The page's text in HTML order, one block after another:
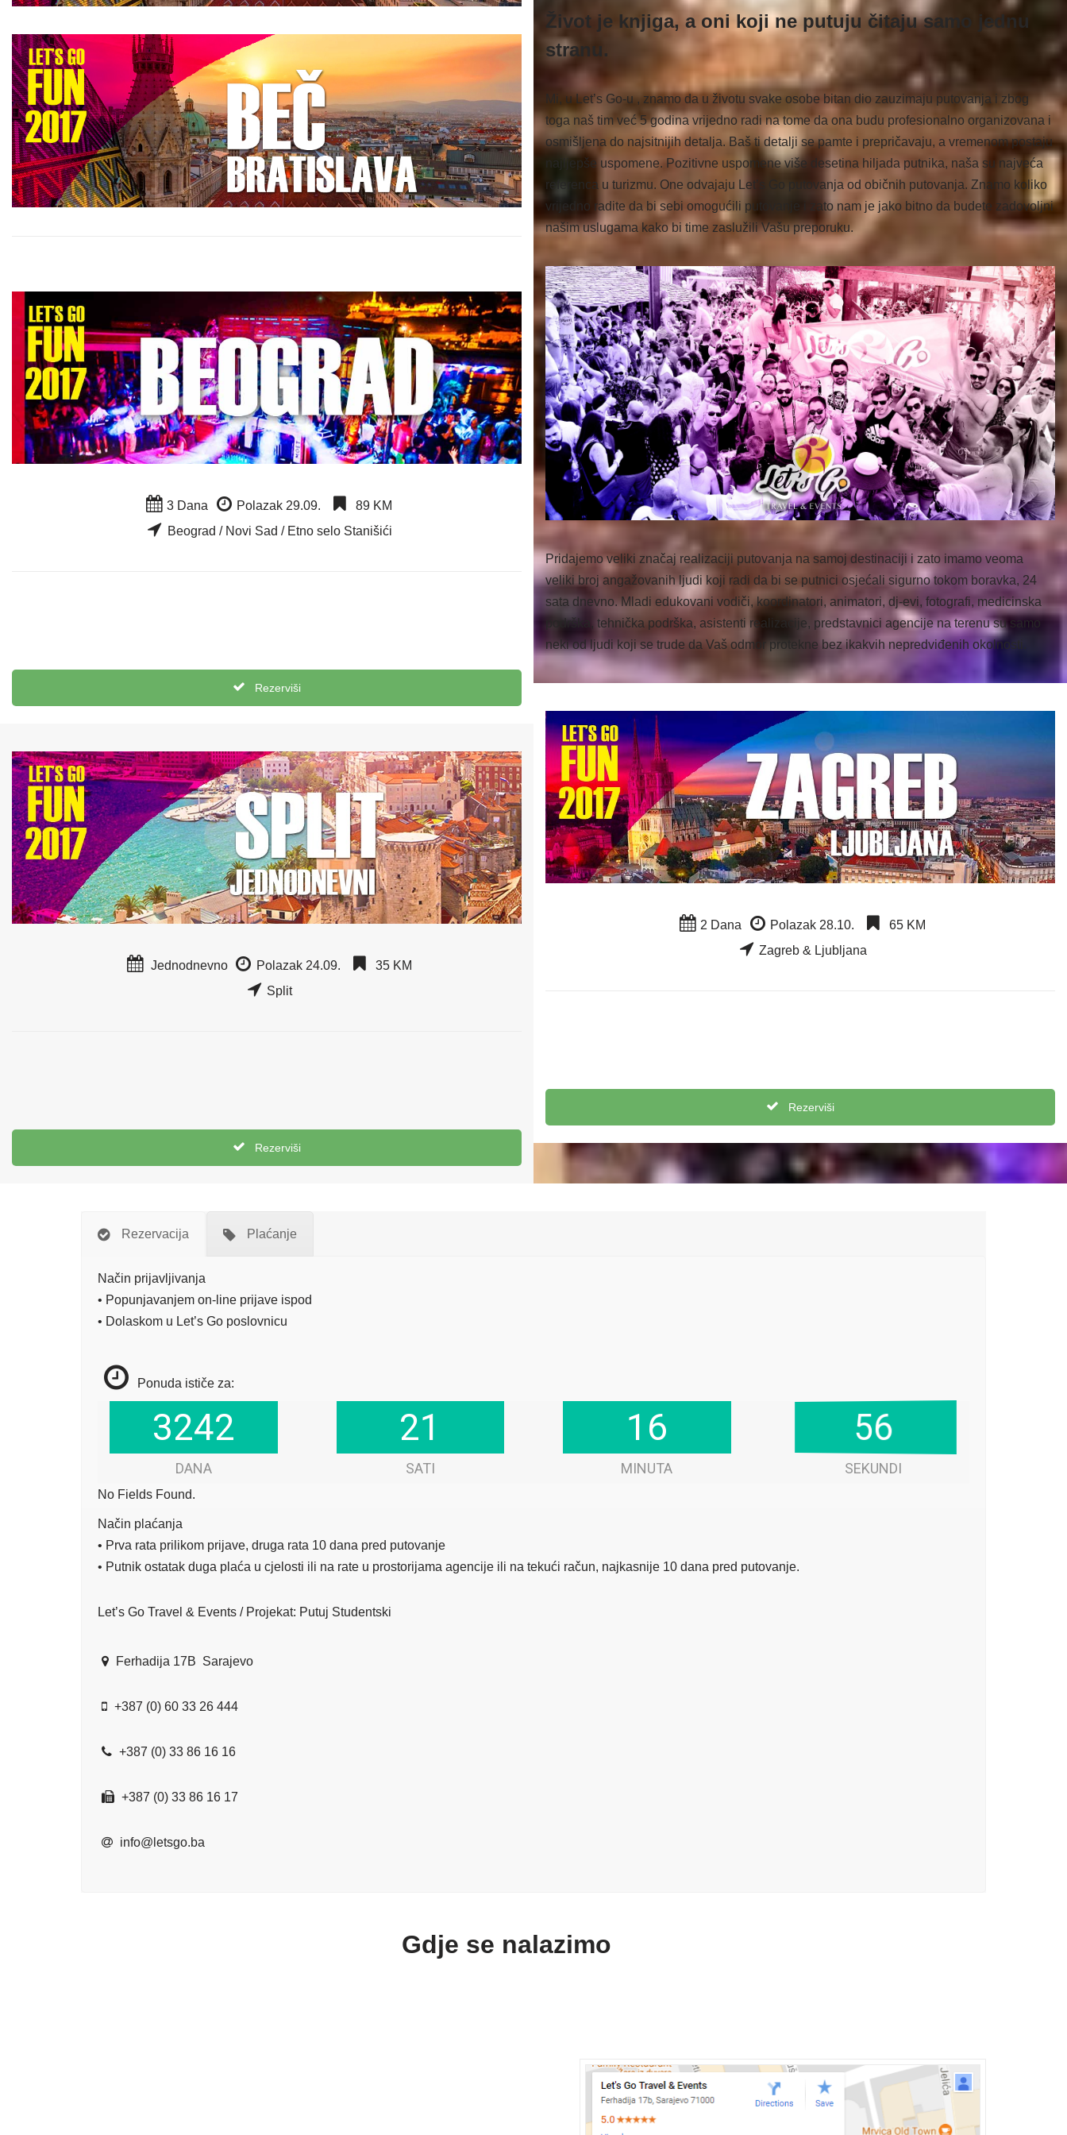
3 Dana Polazak 29.09.
89 KM
Beograd / Novi Sad / Etno selo Stanišići
Rezerviši
Jednodnevno Polazak 24.09.
35 KM
Split
Rezerviši
Život je knjiga, a oni koji ne putuju čitaju samo jednu
stranu.
Mi, u Let’s Go-u , znamo da u životu svake osobe bitan dio zauzimaju putovanja i zbog
toga naš tim već 5 godina vrijedno radi na tome da ona budu profesionalno organizovana i
osmišljena do najsitnijih detalja. Baš ti detalji se pamte i prepričavaju, a vremenom postaju
najljepše uspomene. Pozitivne uspomene više desetina hiljada putnika, naša su najveća
referenca u turizmu. One odvajaju Let’s Go putovanja od običnih putovanja. Znamo koliko
vrijedno radite da bi sebi omogućili putovanje i zato nam je jako bitno da budete zadovoljni
našim uslugama kako bi time zaslužili Vašu preporuku.
Pridajemo veliki značaj realizaciji putovanja na samoj destinaciji i zato imamo veoma
veliki broj angažovanih ljudi koji radi da bi se putnici osjećali sigurno tokom boravka, 24
sata dnevno. Mladi edukovani vodiči, koordinatori, animatori, dj-evi, fotografi, medicinska
podrška, tehnička podrška, asistenti realizacije, predstavnici agencije na terenu su samo
neki od ljudi koji se trude da Vaš odmor protekne bez ikakvih nepredviđenih okolnosti.
2 Dana Polazak 28.10.
65 KM
Zagreb & Ljubljana
Rezerviši
Rezervacija Plaćanje
Način prijavljivanja
• Popunjavanjem on-line prijave ispod
• Dolaskom u Let’s Go poslovnicu
Ponuda ističe za:
3242
3242
DANA
21
21
SATI
16
16
MINUTA
57
58
SEKUNDI
No Fields Found.
Način plaćanja
• Prva rata prilikom prijave, druga rata 10 dana pred putovanje
• Putnik ostatak duga plaća u cjelosti ili na rate u prostorijama agencije ili na tekući račun, najkasnije 10 dana pred putovanje.
Let’s Go Travel & Events / Projekat: Putuj Studentski
Ferhadija 17B Sarajevo
+387 (0) 60 33 26 444
+387 (0) 33 86 16 16
+387 (0) 33 86 16 17
info@letsgo.ba
Gdje se nalazimo